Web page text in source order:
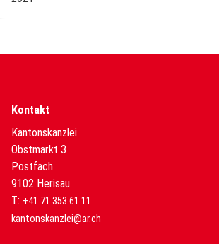
Kontakt
Kantonskanzlei
Obstmarkt 3
Postfach
9102 Herisau
T: +41 71 353 61 11
kantonskanzlei@ar.ch